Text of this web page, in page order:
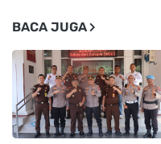
BACA JUGA